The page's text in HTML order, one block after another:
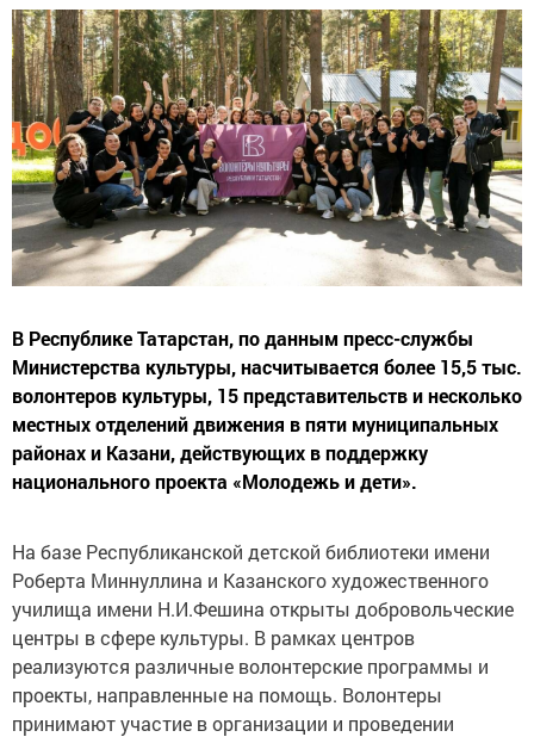
В Республике Татарстан, по данным пресс-службы
Министерства культуры, насчитывается более 15,5 тыс.
волонтеров культуры, 15 представительств и несколько
местных отделений движения в пяти муниципальных
районах и Казани, действующих в поддержку
национального проекта «Молодежь и дети».
На базе Республиканской детской библиотеки имени
Роберта Миннуллина и Казанского художественного
училища имени Н.И.Фешина открыты добровольческие
центры в сфере культуры. В рамках центров
реализуются различные волонтерские программы и
проекты, направленные на помощь. Волонтеры
принимают участие в организации и проведении